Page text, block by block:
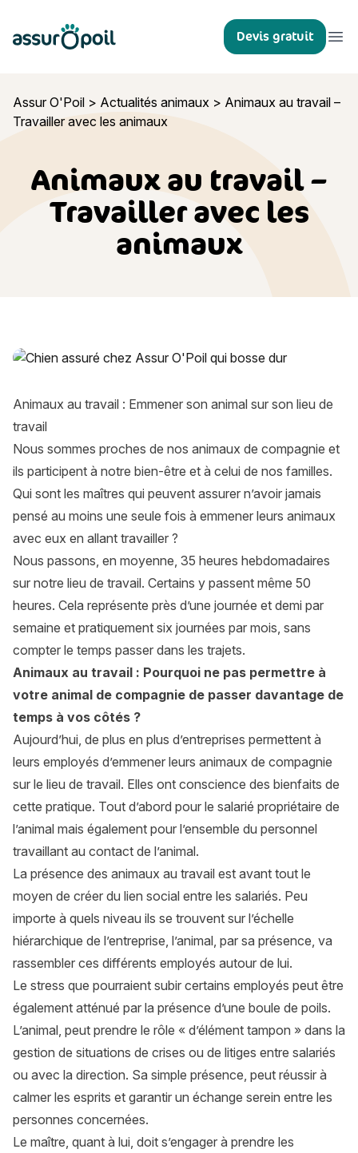
Assur O'Poil Devis gratuit
Assur O'Poil > Actualités animaux > Animaux au travail –
Travailler avec les animaux
Animaux au travail –
Travailler avec les
animaux
Animaux au travail – Travailler avec les animaux
Animaux au travail : Emmener son animal sur son lieu de
travail
Nous sommes proches de nos animaux de compagnie et
ils participent à notre bien-être et à celui de nos familles.
Qui sont les maîtres qui peuvent assurer n’avoir jamais
pensé au moins une seule fois à emmener leurs animaux
avec eux en allant travailler ?
Nous passons, en moyenne, 35 heures hebdomadaires
sur notre lieu de travail. Certains y passent même 50
heures. Cela représente près d’une journée et demi par
semaine et pratiquement six journées par mois, sans
compter le temps passer dans les trajets.
Animaux au travail : Pourquoi ne pas permettre à
votre animal de compagnie de passer davantage de
temps à vos côtés ?
Aujourd’hui, de plus en plus d’entreprises permettent à
leurs employés d’emmener leurs animaux de compagnie
sur le lieu de travail. Elles ont conscience des bienfaits de
cette pratique. Tout d’abord pour le salarié propriétaire de
l’animal mais également pour l’ensemble du personnel
travaillant au contact de l’animal.
La présence des animaux au travail est avant tout le
moyen de créer du lien social entre les salariés. Peu
importe à quels niveau ils se trouvent sur l’échelle
hiérarchique de l’entreprise, l’animal, par sa présence, va
rassembler ces différents employés autour de lui.
Le stress que pourraient subir certains employés peut être
également atténué par la présence d’une boule de poils.
L’animal, peut prendre le rôle « d’élément tampon » dans la
gestion de situations de crises ou de litiges entre salariés
ou avec la direction. Sa simple présence, peut réussir à
calmer les esprits et garantir un échange serein entre les
personnes concernées.
Le maître, quant à lui, doit s’engager à prendre les